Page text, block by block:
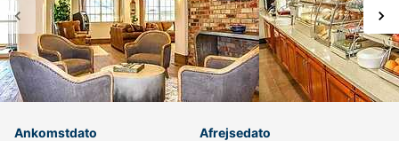
Ankomstdato Afrejsedato